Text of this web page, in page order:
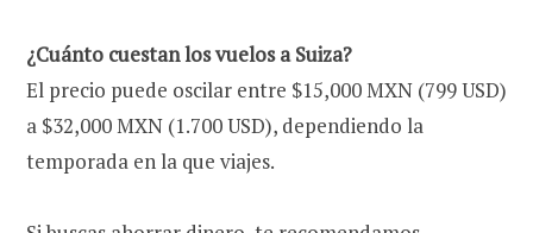
¿Cuánto cuestan los vuelos a Suiza?
El precio puede oscilar entre $15,000 MXN (799 USD)
a $32,000 MXN (1.700 USD), dependiendo la
temporada en la que viajes.